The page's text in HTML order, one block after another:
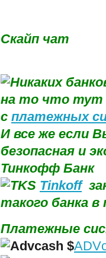
Скайп чат
на то что тут
с платежных
И все же если
безопасная и
Тинкофф Банк
Tinkoff
такого банка
Платежные
$